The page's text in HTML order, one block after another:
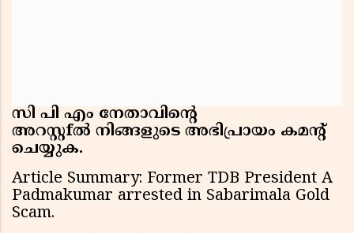
സി പി എം നേതാവിൻ്റെ
അറസ്റ്റfല്‍ നിങ്ങളുടെ അഭിപ്രായം കമൻ്റ്
ചെയ്യുക.
Article Summary: Former TDB President A
Padmakumar arrested in Sabarimala Gold
Scam.